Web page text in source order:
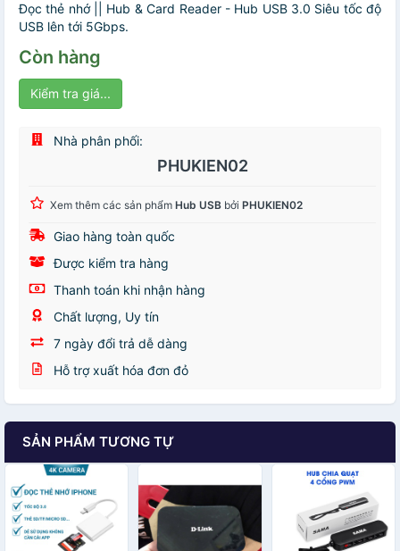
Đọc thẻ nhớ || Hub & Card Reader - Hub USB 3.0 Siêu tốc độ
USB lên tới 5Gbps.
Còn hàng
Kiểm tra giá...
Nhà phân phối:
PHUKIEN02
Xem thêm các sản phẩm Hub USB bởi PHUKIEN02
Giao hàng toàn quốc
Được kiểm tra hàng
Thanh toán khi nhận hàng
Chất lượng, Uy tín
7 ngày đổi trả dễ dàng
Hỗ trợ xuất hóa đơn đỏ
SẢN PHẨM TƯƠNG TỰ